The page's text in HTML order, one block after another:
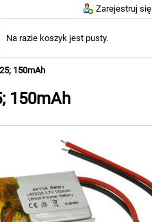
Zarejestruj się
Na razie koszyk jest pusty.
150mAh
150mAh